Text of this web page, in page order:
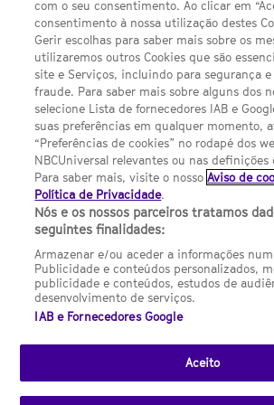
Termos E Condições
FILMES
UMA DIVISÃO DA NBCUNIVERSAL
Contact us by email:
NBC Universal Global Networks España
by Universal Studios International BV
NBC Universal Global Networks, S.L.U.
95. Planta 10 Edificio Torre Europa 28046
SYFY Portugal is subject to Spanish
(CNMC).
Channel
SCI FI Slovenija SCI FI Србија SYFY España
com o seu consentimento. Ao clicar em
consentimento à nossa utilização destes
Gerir escolhas para saber mais sobre os
utilizaremos outros Cookies que são
site e Serviços, incluindo para segurança
fraude. Para saber mais sobre alguns dos
selecione Lista de fornecedores IAB e
suas preferências em qualquer momento,
“Preferências de cookies” no rodapé dos
NBCUniversal relevantes ou nas definições
Para saber mais, visite o nossoAviso de
Política de Privacidade.
Nós e os nossos parceiros tratamos
seguintes finalidades:
Armazenar e/ou aceder a informações
Publicidade e conteúdos personalizados,
publicidade e conteúdos, estudos de
desenvolvimento de serviços.
IAB e Fornecedores Google
Aceito